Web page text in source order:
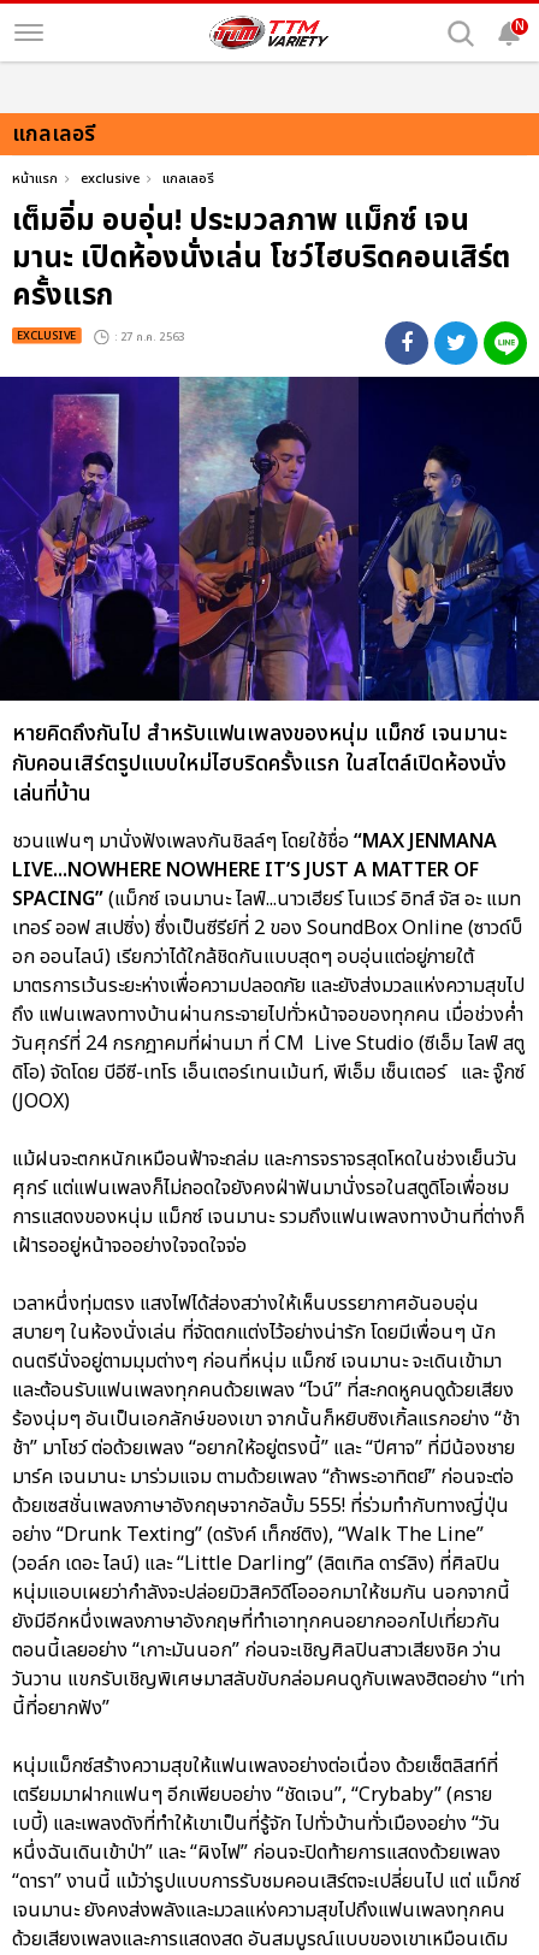
N
แกลเลอรี
หน้าแรก exclusive แกลเลอรี
เต็มอิ่ม อบอุ่น! ประมวลภาพ แม็กซ์ เจน
มานะ เปิดห้องนั่งเล่น โชว์ไฮบริดคอนเสิร์ต
ครั้งแรก
EXCLUSIVE : 27 ก.ค. 2563
หายคิดถึงกันไป สำหรับแฟนเพลงของหนุ่ม แม็กซ์ เจนมานะ
กับคอนเสิร์ตรูปแบบใหม่ไฮบริดครั้งแรก ในสไตล์เปิดห้องนั่ง
เล่นที่บ้าน
ชวนแฟนๆ มานั่งฟังเพลงกันชิลล์ๆ โดยใช้ชื่อ “MAX JENMANA
LIVE...NOWHERE NOWHERE IT’S JUST A MATTER OF
SPACING”(แม็กซ์ เจนมานะ ไลฟ์...นาวเฮียร์ โนแวร์ อิทส์ จัส อะ แมท
เทอร์ ออฟ สเปซิ่ง) ซึ่งเป็นซีรีย์ที่ 2 ของ SoundBox Online (ซาวด์บ็
อก ออนไลน์) เรียกว่าได้ใกล้ชิดกันแบบสุดๆ อบอุ่นแต่อยู่ภายใต้
มาตรการเว้นระยะห่างเพื่อความปลอดภัย และยังส่งมวลแห่งความสุขไป
ถึง แฟนเพลงทางบ้านผ่านกระจายไปทั่วหน้าจอของทุกคน เมื่อช่วงค่ำ
วันศุกร์ที่ 24 กรกฎาคมที่ผ่านมา ที่ CM Live Studio (ซีเอ็ม ไลฟ์ สตู
ดิโอ) จัดโดย บีอีซี-เทโร เอ็นเตอร์เทนเม้นท์, พีเอ็ม เซ็นเตอร์ และ จู๊กซ์
(JOOX)
แม้ฝนจะตกหนักเหมือนฟ้าจะถล่ม และการจราจรสุดโหดในช่วงเย็นวัน
ศุกร์ แต่แฟนเพลงก็ไม่ถอดใจยังคงฝ่าฟันมานั่งรอในสตูดิโอเพื่อชม
การแสดงของหนุ่ม แม็กซ์ เจนมานะ รวมถึงแฟนเพลงทางบ้านที่ต่างก็
เฝ้ารออยู่หน้าจออย่างใจจดใจจ่อ
เวลาหนึ่งทุ่มตรง แสงไฟได้ส่องสว่างให้เห็นบรรยากาศอันอบอุ่น
สบายๆ ในห้องนั่งเล่น ที่จัดตกแต่งไว้อย่างน่ารัก โดยมีเพื่อนๆ นัก
ดนตรีนั่งอยู่ตามมุมต่างๆ ก่อนที่หนุ่ม แม็กซ์ เจนมานะ จะเดินเข้ามา
และต้อนรับแฟนเพลงทุกคนด้วยเพลง “ไวน์” ที่สะกดหูคนดูด้วยเสียง
ร้องนุ่มๆ อันเป็นเอกลักษ์ของเขา จากนั้นก็หยิบซิงเกิ้ลแรกอย่าง “ช้า
ช้า” มาโชว์ ต่อด้วยเพลง “อยากให้อยู่ตรงนี้” และ “ปีศาจ” ที่มีน้องชาย
มาร์ค เจนมานะ มาร่วมแจม ตามด้วยเพลง “ถ้าพระอาทิตย์” ก่อนจะต่อ
ด้วยเซสชั่นเพลงภาษาอังกฤษจากอัลบั้ม 555! ที่ร่วมทำกับทางญี่ปุ่น
อย่าง “Drunk Texting” (ดรังค์ เท็กซ์ติง), “Walk The Line”
(วอล์ก เดอะ ไลน์) และ “Little Darling” (ลิตเทิล ดาร์ลิง) ที่ศิลปิน
หนุ่มแอบเผยว่ากำลังจะปล่อยมิวสิควิดีโอออกมาให้ชมกัน นอกจากนี้
ยังมีอีกหนึ่งเพลงภาษาอังกฤษที่ทำเอาทุกคนอยากออกไปเที่ยวกัน
ตอนนี้เลยอย่าง “เกาะมันนอก” ก่อนจะเชิญศิลปินสาวเสียงชิค ว่าน
วันวาน แขกรับเชิญพิเศษมาสลับขับกล่อมคนดูกับเพลงฮิตอย่าง “เท่า
นี้ที่อยากฟัง”
หนุ่มแม็กซ์สร้างความสุขให้แฟนเพลงอย่างต่อเนื่อง ด้วยเซ็ตลิสท์ที่
เตรียมมาฝากแฟนๆ อีกเพียบอย่าง “ชัดเจน”, “Crybaby” (คราย
เบบี้) และเพลงดังที่ทำให้เขาเป็นที่รู้จัก ไปทั่วบ้านทั่วเมืองอย่าง “วัน
หนึ่งฉันเดินเข้าป่า” และ “ผิงไฟ” ก่อนจะปิดท้ายการแสดงด้วยเพลง
“ดารา” งานนี้ แม้ว่ารูปแบบการรับชมคอนเสิร์ตจะเปลี่ยนไป แต่ แม็กซ์
เจนมานะ ยังคงส่งพลังและมวลแห่งความสุขไปถึงแฟนเพลงทุกคน
ด้วยเสียงเพลงและการแสดงสด อันสมบูรณ์แบบของเขาเหมือนเดิม